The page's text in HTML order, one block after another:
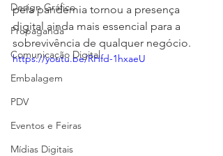
Design Gráfico
Propaganda
Comunicação Digital
Embalagem
PDV
Eventos e Feiras
Mídias Digitais
pela pandemia tornou a presença
digital ainda mais essencial para a
sobrevivência de qualquer negócio.
https://youtu.be/RHfd-1hxaeU